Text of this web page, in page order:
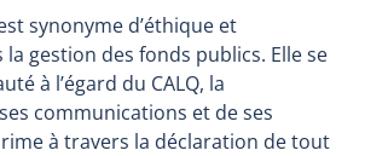
synonyme d’éthique et
la gestion des fonds publics. Elle se
à l’égard du CALQ, la
communications et de ses
à travers la déclaration de tout